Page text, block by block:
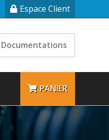
Espace Client
Documentations
PANIER